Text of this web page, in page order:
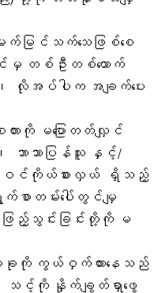
ြင်သက်သေဖြစ်စေ
တစ်ဦးတစ်ယောက်
လိုအပ်ပါက အချက်ပေး
ကို မပြောတတ်လျှင်
ာသာပြန်သူ နှင့်/
ဝင်ကိုယ်စားလှယ် ရှိသည့်
ာတမ်းပေါ်တွင်မျှ
ြည့်သွင်းခြင်းတို့ကို မ
ကို ကွယ်ဝှက်ထားနေသည်
သင့်ကို နှိုက်ချွတ်ရှာဖွေ